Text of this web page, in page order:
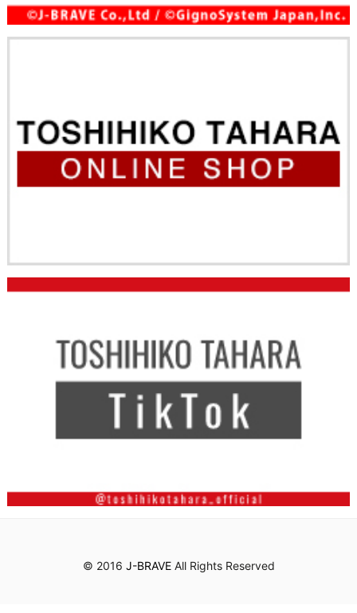
© 2016 J-BRAVEAll Rights Reserved